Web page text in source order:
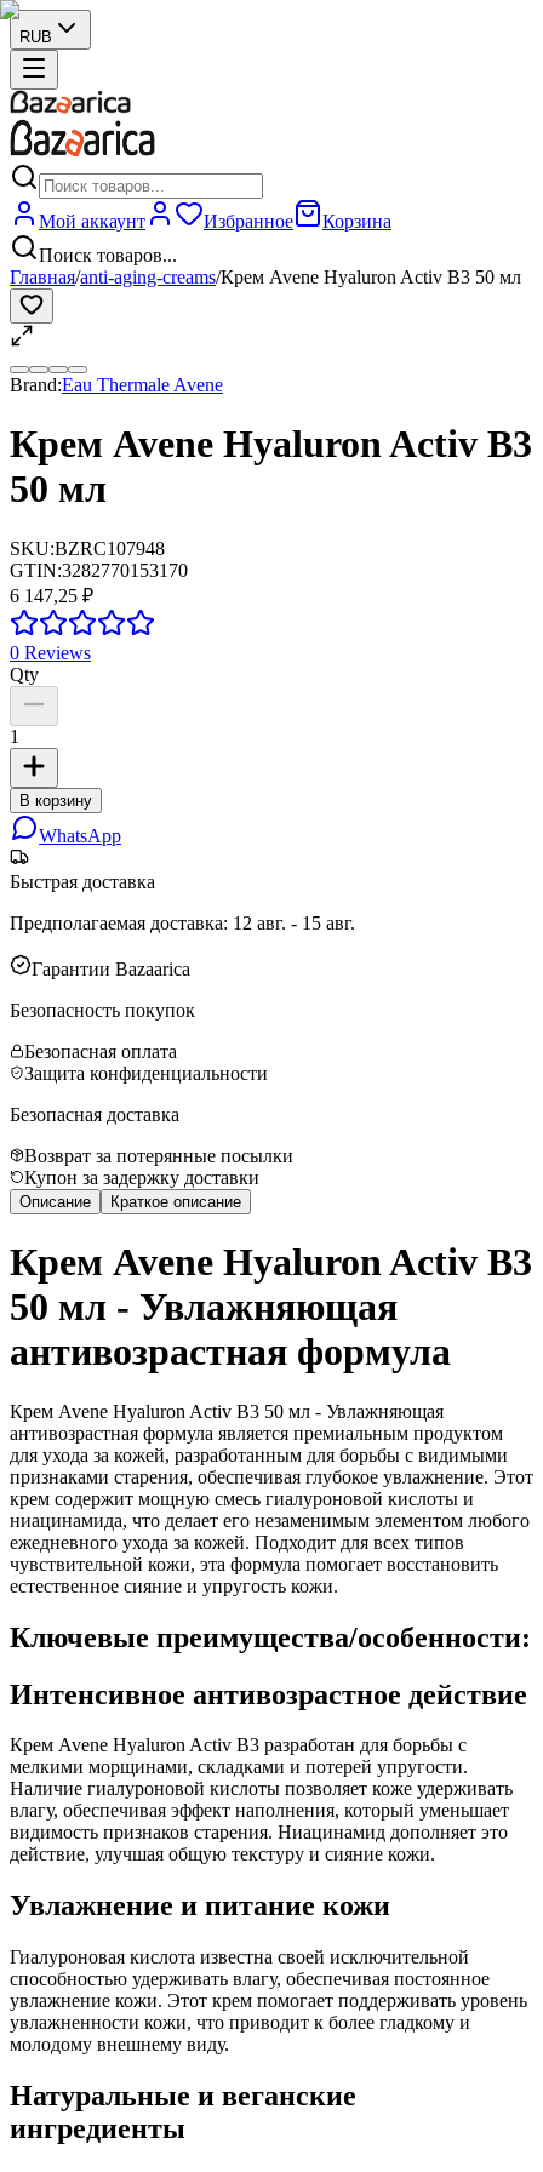
RUB
Мой аккаунт Избранное
Корзина
Поиск товаров...
Главная/anti-aging-creams/Крем Avene Hyaluron Activ B3 50 мл
Brand:Eau Thermale Avene
Крем Avene Hyaluron Activ B3
50 мл
SKU:BZRC107948
GTIN:3282770153170
6 147,25 ₽
0 Reviews
Qty
1
В корзину
WhatsApp
Быстрая доставка
Предполагаемая доставка: 12 авг. - 15 авг.
Гарантии Bazaarica
Безопасность покупок
Безопасная оплата
Защита конфиденциальности
Безопасная доставка
Возврат за потерянные посылки
Купон за задержку доставки
Описание Краткое описание
Крем Avene Hyaluron Activ B3
50 мл - Увлажняющая
антивозрастная формула
Крем Avene Hyaluron Activ B3 50 мл - Увлажняющая
антивозрастная формула является премиальным продуктом
для ухода за кожей, разработанным для борьбы с видимыми
признаками старения, обеспечивая глубокое увлажнение. Этот
крем содержит мощную смесь гиалуроновой кислоты и
ниацинамида, что делает его незаменимым элементом любого
ежедневного ухода за кожей. Подходит для всех типов
чувствительной кожи, эта формула помогает восстановить
естественное сияние и упругость кожи.
Ключевые преимущества/особенности:
Интенсивное антивозрастное действие
Крем Avene Hyaluron Activ B3 разработан для борьбы с
мелкими морщинами, складками и потерей упругости.
Наличие гиалуроновой кислоты позволяет коже удерживать
влагу, обеспечивая эффект наполнения, который уменьшает
видимость признаков старения. Ниацинамид дополняет это
действие, улучшая общую текстуру и сияние кожи.
Увлажнение и питание кожи
Гиалуроновая кислота известна своей исключительной
способностью удерживать влагу, обеспечивая постоянное
увлажнение кожи. Этот крем помогает поддерживать уровень
увлажненности кожи, что приводит к более гладкому и
молодому внешнему виду.
Натуральные и веганские
ингредиенты